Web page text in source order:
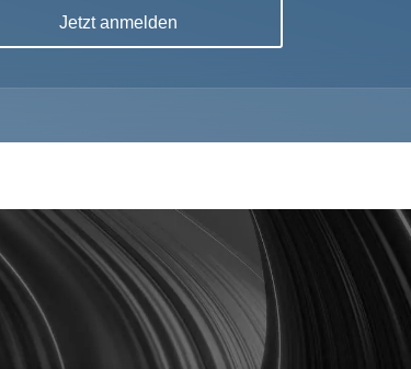
Jetzt anmelden